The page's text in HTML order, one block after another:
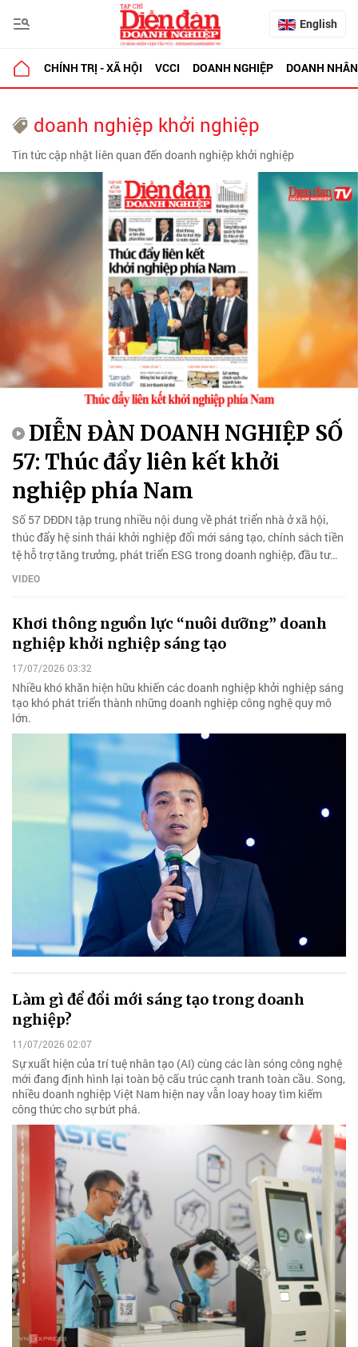
English
CHÍNH TRỊ - XÃ HỘI VCCI DOANH NGHIỆP DOANH NHÂN
doanh nghiệp khởi nghiệp
Tin tức cập nhật liên quan đến doanh nghiệp khởi nghiệp
DIỄN ĐÀN DOANH NGHIỆP SỐ
57: Thúc đẩy liên kết khởi
nghiệp phía Nam
Số 57 DĐDN tập trung nhiều nội dung về phát triển nhà ở xã hội,
thúc đẩy hệ sinh thái khởi nghiệp đổi mới sáng tạo, chính sách tiền
tệ hỗ trợ tăng trưởng, phát triển ESG trong doanh nghiệp, đầu tư
trực tiếp ra nước ngoài và triển vọng thị trường BĐS.
VIDEO
Khơi thông nguồn lực “nuôi dưỡng” doanh
nghiệp khởi nghiệp sáng tạo
17/07/2026 03:32
Nhiều khó khăn hiện hữu khiến các doanh nghiệp khởi nghiệp sáng
tạo khó phát triển thành những doanh nghiệp công nghệ quy mô
lớn.
Làm gì để đổi mới sáng tạo trong doanh
nghiệp?
11/07/2026 02:07
Sự xuất hiện của trí tuệ nhân tạo (AI) cùng các làn sóng công nghệ
mới đang định hình lại toàn bộ cấu trúc cạnh tranh toàn cầu. Song,
nhiều doanh nghiệp Việt Nam hiện nay vẫn loay hoay tìm kiếm
công thức cho sự bứt phá.